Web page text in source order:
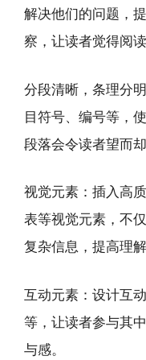
解决他们的问题，
察，让读者觉得阅读
分段清晰，条理分
目符号、编号等，
段落会令读者望而却
视觉元素：插入高
表等视觉元素，不
复杂信息，提高理
互动元素：设计互
等，让读者参与其
与感。